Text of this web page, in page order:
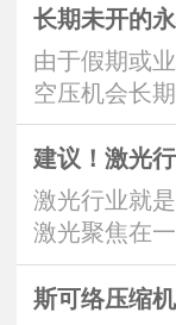
由于假期或
空压机会长
激光行业就
激光聚焦在